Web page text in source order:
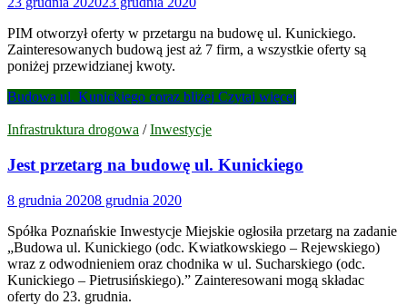
PIM otworzył oferty w przetargu na budowę ul. Kunickiego.
Zainteresowanych budową jest aż 7 firm, a wszystkie oferty są
poniżej przewidzianej kwoty.
Budowa ul. Kunickiego coraz bliżej Czytaj więcej
Infrastruktura drogowa /Inwestycje
Jest przetarg na budowę ul. Kunickiego
8 grudnia 20208 grudnia 2020
Spółka Poznańskie Inwestycje Miejskie ogłosiła przetarg na zadanie
„Budowa ul. Kunickiego (odc. Kwiatkowskiego – Rejewskiego)
wraz z odwodnieniem oraz chodnika w ul. Sucharskiego (odc.
Kunickiego – Pietrusińskiego).” Zainteresowani mogą składac
oferty do 23. grudnia.